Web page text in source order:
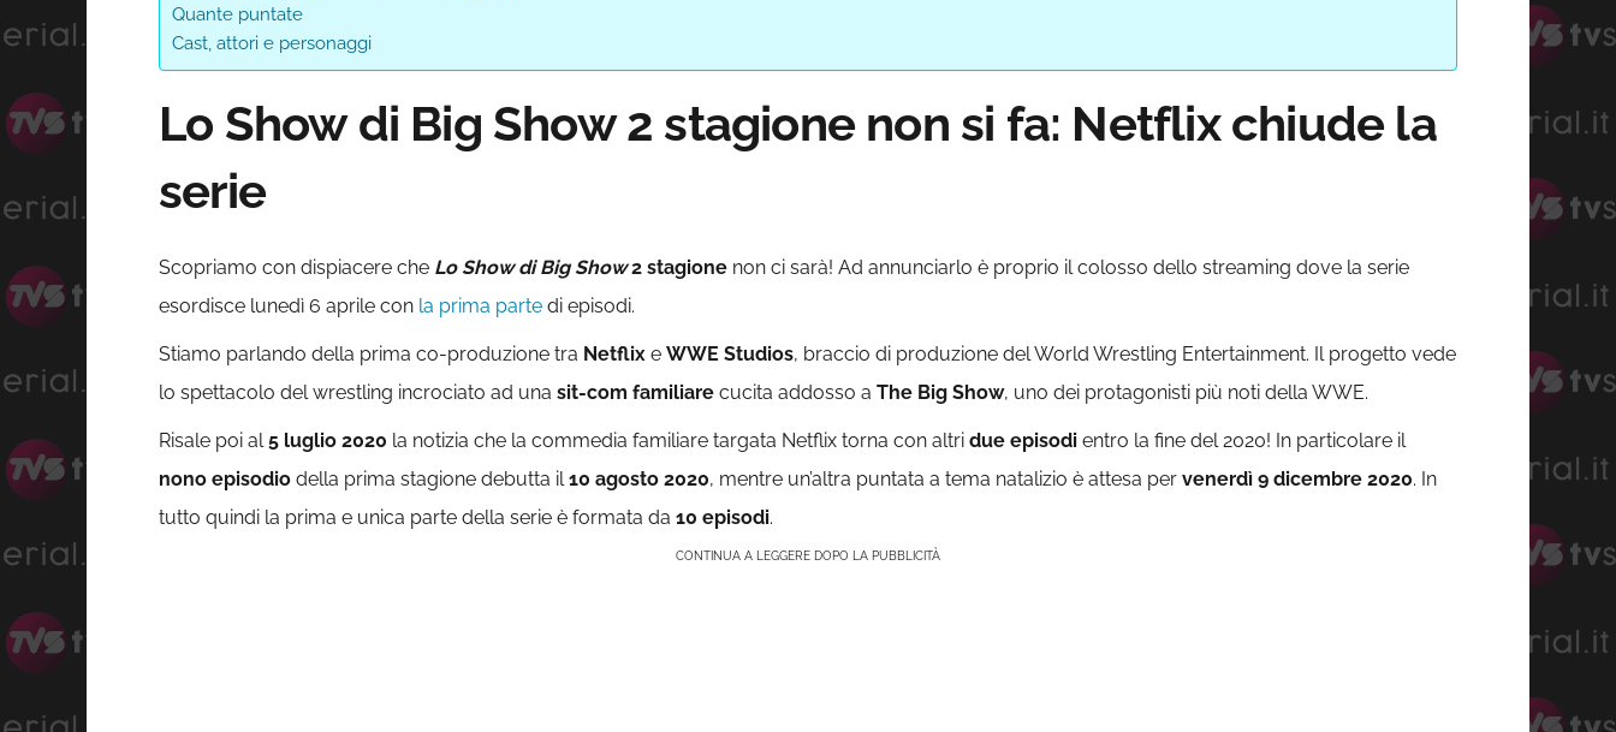
Quante puntate
Cast, attori e personaggi
Lo Show di Big Show 2 stagione non si fa: Netflix chiude la
serie
Scopriamo con dispiacere che Lo Show di Big Show2 stagione non ci sarà! Ad annunciarlo è proprio il colosso dello streaming dove la serie
esordisce lunedì 6 aprile con la prima parte di episodi.
Stiamo parlando della prima co-produzione tra Netflix e WWE Studios, braccio di produzione del World Wrestling Entertainment. Il progetto vede
lo spettacolo del wrestling incrociato ad una sit-com familiare cucita addosso a The Big Show, uno dei protagonisti più noti della WWE.
Risale poi al5 luglio 2020 la notizia che la commedia familiare targata Netflix torna con altri due episodi entro la fine del 2020! In particolare il
nono episodio della prima stagione debutta il10 agosto 2020, mentre un’altra puntata a tema natalizio è attesa per venerdì 9 dicembre 2020. In
tutto quindi la prima e unica parte della serie è formata da 10 episodi.
CONTINUA A LEGGERE DOPO LA PUBBLICITÀ